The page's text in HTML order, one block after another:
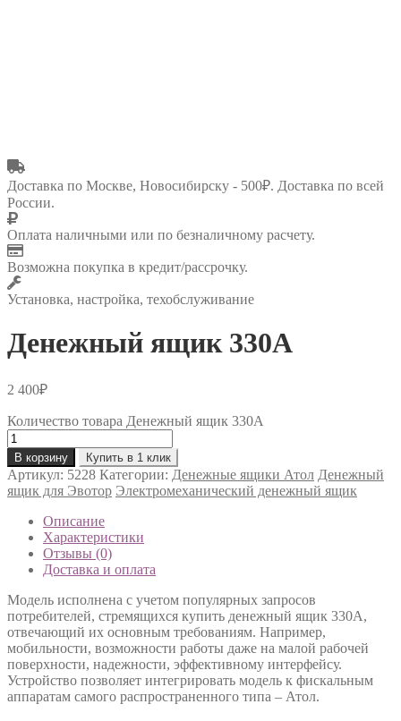
Доставка по Москве, Новосибирску - 500₽. Доставка по всей
России.
Оплата наличными или по безналичному расчету.
Возможна покупка в кредит/рассрочку.
Установка, настройка, техобслуживание
Денежный ящик 330A
2 400₽
Количество товара Денежный ящик 330A
В корзину Купить в 1 клик
Артикул: 5228 Категории: Денежные ящики Атол Денежный
ящик для Эвотор Электромеханический денежный ящик
Описание
Характеристики
Отзывы (0)
Доставка и оплата
Модель исполнена с учетом популярных запросов
потребителей, стремящихся купить денежный ящик 330А,
отвечающий их основным требованиям. Например,
мобильности, возможности работы даже на малой рабочей
поверхности, надежности, эффективному интерфейсу.
Устройство позволяет интегрировать модель к фискальным
аппаратам самого распространенного типа – Атол.